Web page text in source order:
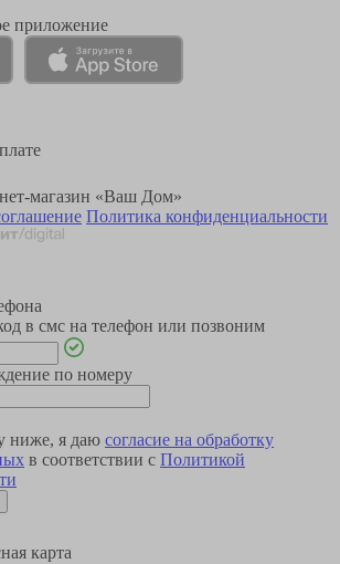
приложение
магазин «Ваш Дом»
Политика конфиденциальности
в смс на телефон или позвоним
по номеру
ниже, я даю согласие на обработку
в соответствии с Политикой
карта